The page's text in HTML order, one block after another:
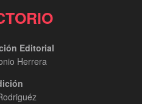
Editorial
Herrera